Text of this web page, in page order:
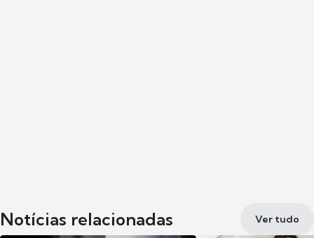
Notícias relacionadas Ver tudo